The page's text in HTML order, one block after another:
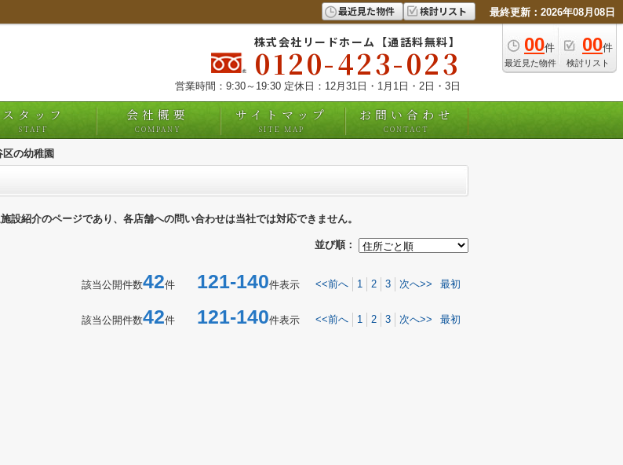
最近見た物件 検討リスト 最終更新：2026年08月08日
00件
最近見た物件
00件
検討リスト
株式会社リードホーム【通話料無料】
0120-423-023
営業時間：9:30～19:30 定休日：12月31日・1月1日・2日・3日
スタッフ
STAFF
会社概要
COMPANY
サイトマップ
SITE MAP
お問い合わせ
CONTACT
区の幼稚園
設紹介のページであり、各店舗への問い合わせは当社では対応できません。
並び順：
該当公開件数42件 121-140件表示 <<前へ 1 2 3 次へ>> 最初
該当公開件数42件 121-140件表示 <<前へ 1 2 3 次へ>> 最初